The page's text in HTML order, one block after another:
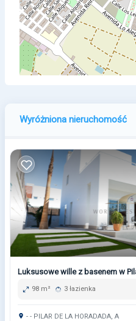
Wyróżniona nieruchomość
Luksusowe wille z basenem w
98 m² 3 łazienka
- - PILAR DE LA HORADADA, A